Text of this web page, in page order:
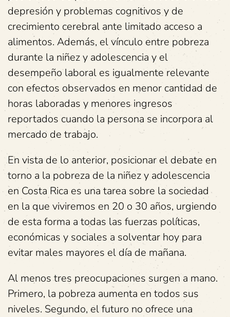
depresión y problemas cognitivos y de
crecimiento cerebral ante limitado acceso a
alimentos. Además, el vínculo entre pobreza
durante la niñez y adolescencia y el
desempeño laboral es igualmente relevante
con efectos observados en menor cantidad de
horas laboradas y menores ingresos
reportados cuando la persona se incorpora al
mercado de trabajo.
En vista de lo anterior, posicionar el debate en
torno a la pobreza de la niñez y adolescencia
en Costa Rica es una tarea sobre la sociedad
en la que viviremos en 20 o 30 años, urgiendo
de esta forma a todas las fuerzas políticas,
económicas y sociales a solventar hoy para
evitar males mayores el día de mañana.
Al menos tres preocupaciones surgen a mano.
Primero, la pobreza aumenta en todos sus
niveles. Segundo, el futuro no ofrece una